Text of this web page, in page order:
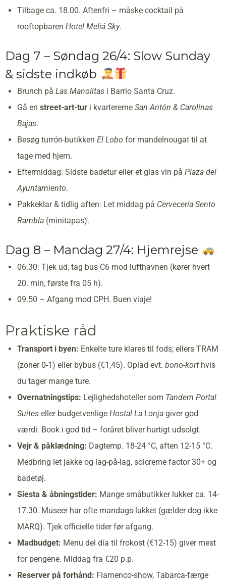
Tilbage ca. 18.00. Aftenfri – måske cocktail på
rooftopbaren Hotel Meliá Sky.
Dag 7 – Søndag 26/4: Slow Sunday
& sidste indkøb
Brunch på Las Manolitas i Barrio Santa Cruz.
Gå en street-art-tur i kvartererne San Antón & Carolinas
Bajas.
Besøg turrón-butikken El Lobo for mandelnougat til at
tage med hjem.
Eftermiddag: Sidste badetur eller et glas vin på Plaza del
Ayuntamiento.
Pakkeklar & tidlig aften: Let middag på Cervecería Sento
Rambla (minitapas).
Dag 8 – Mandag 27/4: Hjemrejse
06.30: Tjek ud, tag bus C6 mod lufthavnen (kører hvert
20. min, første fra 05 h).
09.50 – Afgang mod CPH. Buen viaje!
Praktiske råd
Transport i byen: Enkelte ture klares til fods; ellers TRAM
(zoner 0-1) eller bybus (€1,45). Oplad evt. bono-kort hvis
du tager mange ture.
Overnatningstips: Lejlighedshoteller som Tandem Portal
Suites eller budgetvenlige Hostal La Lonja giver god
værdi. Book i god tid – foråret bliver hurtigt udsolgt.
Vejr & påklædning: Dagtemp. 18-24 °C, aften 12-15 °C.
Medbring let jakke og lag-på-lag, solcreme factor 30+ og
badetøj.
Siesta & åbningstider: Mange småbutikker lukker ca. 14-
17.30. Museer har ofte mandags-lukket (gælder dog ikke
MARQ). Tjek officielle tider før afgang.
Madbudget: Menu del día til frokost (€12-15) giver mest
for pengene. Middag fra €20 p.p.
Reserver på forhånd: Flamenco-show, Tabarca-færge